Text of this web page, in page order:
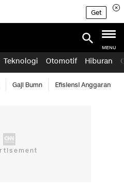
Get
MENU
Teknologi Otomotif Hiburan
Gaji Bumn Efisiensi Anggaran